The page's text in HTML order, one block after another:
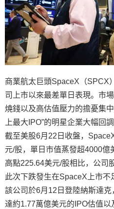
商業航太巨頭SpaceX（SPCX
司上市以來最差單日表現。市
燒錢以及高估值壓力的擔憂集
上最大IPO”的明星企業大幅回調
截至美股6月22日收盤，
元/股，單日市值蒸發超4000億
高點225.64美元/股相比，公司
此次下跌發生在SpaceX上市不
該公司於6月12日登陸納斯達
達約1.77萬億美元的IPO估值以